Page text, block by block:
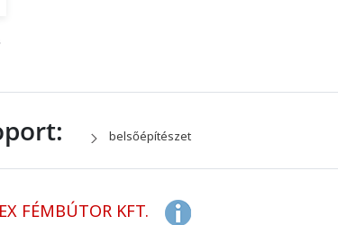
belsőépítészet
FÉMBÚTOR KFT.